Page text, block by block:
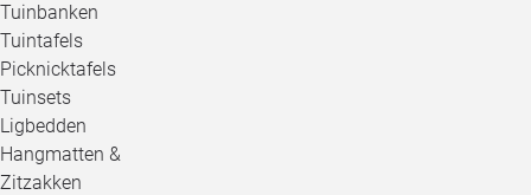
Tuinbanken
Tuintafels
Picknicktafels
Tuinsets
Ligbedden
Hangmatten &
Zitzakken